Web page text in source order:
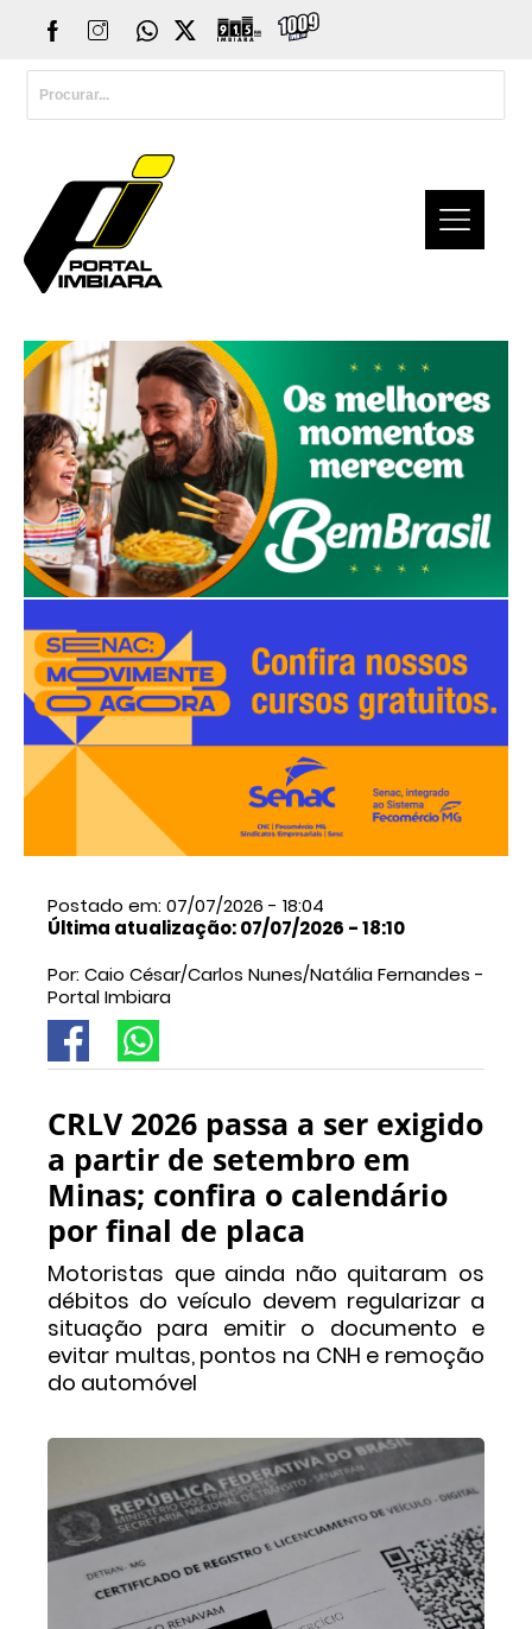
Postado em: 07/07/2026 - 18:04
Última atualização: 07/07/2026 - 18:10
Por: Caio César/Carlos Nunes/Natália Fernandes -
Portal Imbiara
CRLV 2026 passa a ser exigido
a partir de setembro em
Minas; confira o calendário
por final de placa
Motoristas que ainda não quitaram os
débitos do veículo devem regularizar a
situação para emitir o documento e
evitar multas, pontos na CNH e remoção
do automóvel